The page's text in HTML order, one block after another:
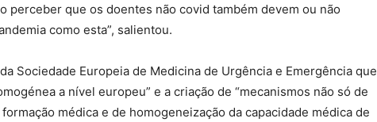
perceber que os doentes não covid também devem ou não
como esta”, salientou.
Sociedade Europeia de Medicina de Urgência e Emergência que
a nível europeu” e a criação de “mecanismos não só de
médica e de homogeneização da capacidade médica de